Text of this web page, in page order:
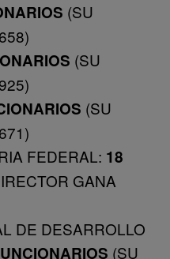
(SU
(SU
(SU
FEDERAL: 18
GANA
DE DESARROLLO
(SU